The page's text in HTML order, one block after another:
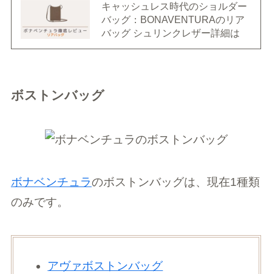
キャッシュレス時代のショルダー
バッグ：BONAVENTURAのリア
バッグ シュリンクレザー詳細は
ボストンバッグ
ボナベンチュラのボストンバッグは、現在1種類
のみです。
アヴァボストンバッグ